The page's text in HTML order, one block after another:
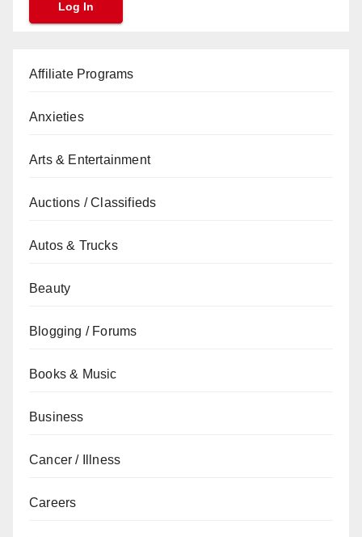
Affiliate Programs
Anxieties
Arts & Entertainment
Auctions / Classifieds
Autos & Trucks
Beauty
Blogging / Forums
Books & Music
Business
Cancer / Illness
Careers